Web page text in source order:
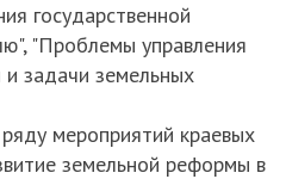
государственной
"Проблемы управления
задачи земельных
мероприятий краевых
земельной реформы в